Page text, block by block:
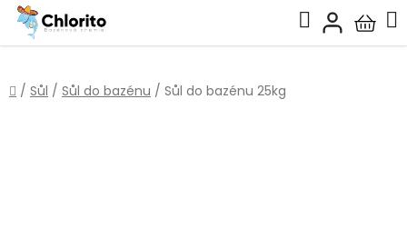
Přejít
obsah
Hledat
košík
Domů
/ Sůl / Sůl do bazénu / Sůl do bazénu 25kg